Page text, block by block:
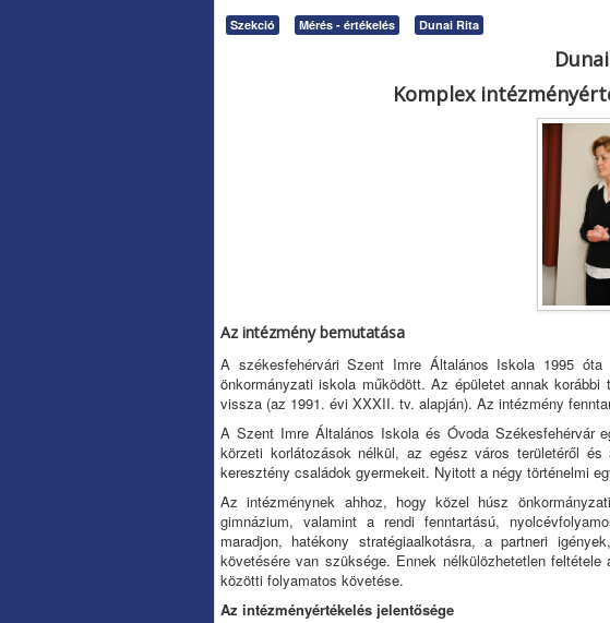
Szekció Mérés - értékelés Dunai Rita
Komplex
Az intézmény bemutatása
A székesfehérvári Szent Imre Általános Iskola 1995
önkormányzati iskola működött. Az épületet annak
vissza (az 1991. évi XXXII. tv. alapján). Az intézmény
A Szent Imre Általános Iskola és Óvoda Székesfehérvár
körzeti korlátozások nélkül, az egész város területéről
keresztény családok gyermekeit. Nyitott a négy történelmi
Az intézménynek ahhoz, hogy közel húsz
gimnázium, valamint a rendi fenntartású,
maradjon, hatékony stratégiaalkotásra, a partneri
követésére van szüksége. Ennek nélkülözhetetlen
közötti folyamatos követése.
Az intézményértékelés jelentősége